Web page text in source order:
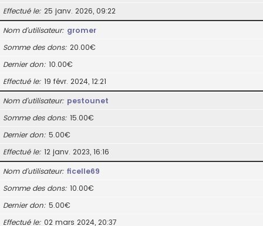
Effectué le 25 janv. 2026, 09:22
Nom d’utilisateur gromer
Somme des dons 20.00€
Dernier don 10.00€
Effectué le 19 févr. 2024, 12:21
Nom d’utilisateur pestounet
Somme des dons 15.00€
Dernier don 5.00€
Effectué le 12 janv. 2023, 16:16
Nom d’utilisateur ficelle69
Somme des dons 10.00€
Dernier don 5.00€
Effectué le 02 mars 2024, 20:37